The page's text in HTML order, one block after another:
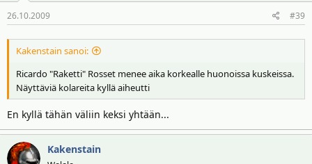
26.10.2009 #39
Kakenstain sanoi:
Ricardo "Raketti" Rosset menee aika korkealle huonoissa kuskeissa.
Näyttäviä kolareita kyllä aiheutti
En kyllä tähän väliin keksi yhtään...
Kakenstain